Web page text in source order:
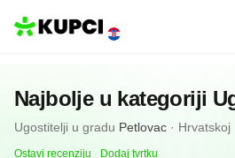
Najbolje u kategoriji
Ugostitelji u gradu Petlovac · Hrvatskoj
Ostavi recenziju Dodaj tvrtku